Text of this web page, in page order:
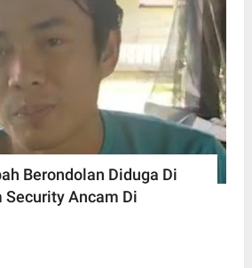
Berondolan Diduga Di
Security Ancam Di